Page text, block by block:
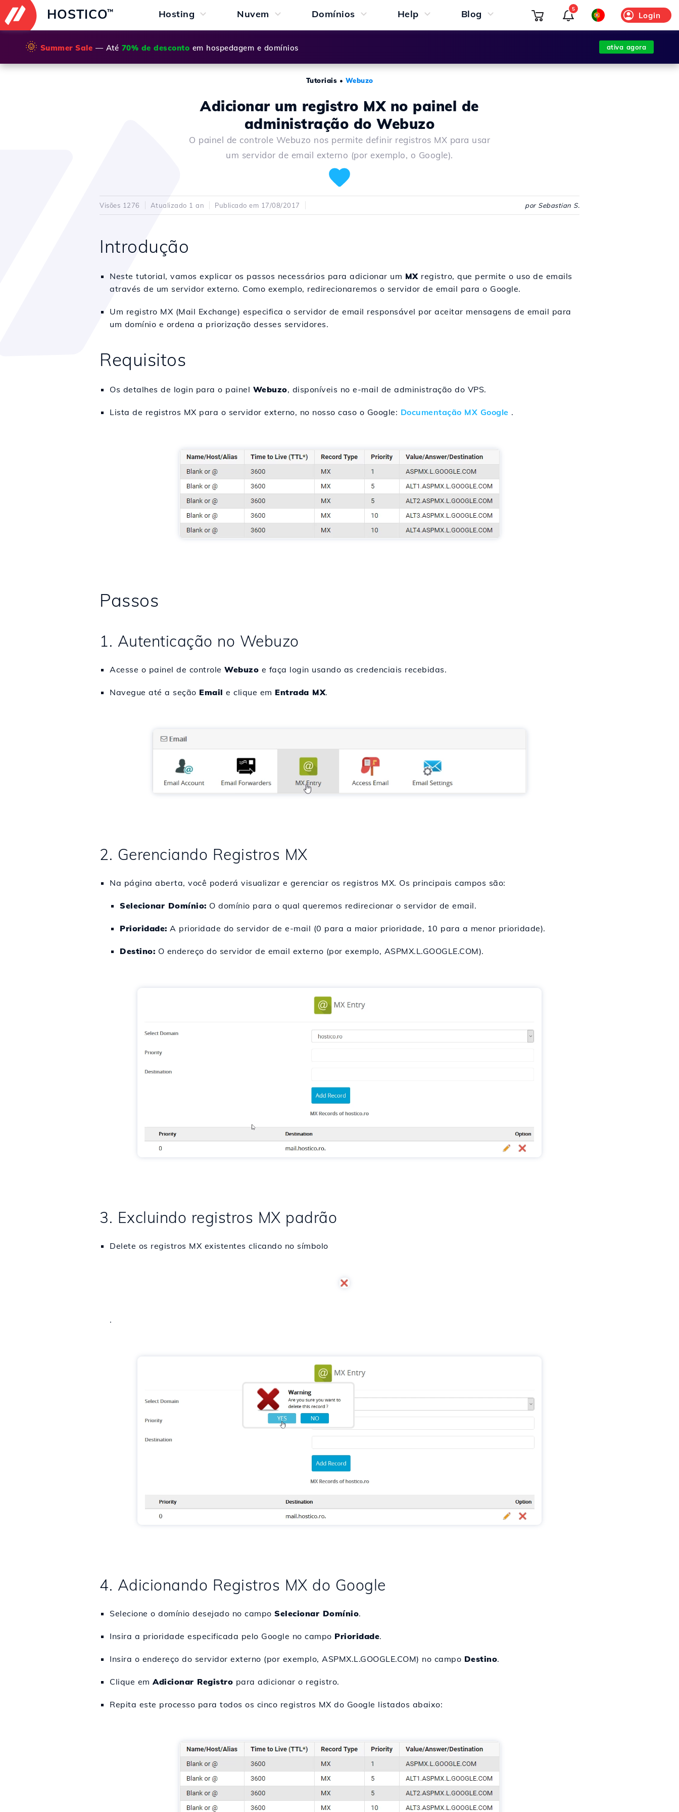
HOSTICO™ Hosting Nuvem Domínios Help Blog Login
5
🌞 Summer Sale — Até 70% de desconto em hospedagem e domínios ativa agora
Tutoriais • Webuzo
Adicionar um registro MX no painel de
administração do Webuzo
O painel de controle Webuzo nos permite definir registros MX para usar
um servidor de email externo (por exemplo, o Google).
Visões 1276 Atualizado 1 an Publicado em 17/08/2017 por Sebastian S.
Introdução
Neste tutorial, vamos explicar os passos necessários para adicionar um MXregistro, que permite o uso de emails
através de um servidor externo. Como exemplo, redirecionaremos o servidor de email para o Google.
Um registro MX (Mail Exchange) especifica o servidor de email responsável por aceitar mensagens de email para
um domínio e ordena a priorização desses servidores.
Requisitos
Os detalhes de login para o painel Webuzo, disponíveis no e-mail de administração do VPS.
Lista de registros MX para o servidor externo, no nosso caso o Google: Documentação MX Google .
Passos
1. Autenticação no Webuzo
Acesse o painel de controle Webuzo e faça login usando as credenciais recebidas.
Navegue até a seção Email e clique em Entrada MX.
2. Gerenciando Registros MX
Na página aberta, você poderá visualizar e gerenciar os registros MX. Os principais campos são:
Selecionar Domínio: O domínio para o qual queremos redirecionar o servidor de email.
Prioridade: A prioridade do servidor de e-mail (0 para a maior prioridade, 10 para a menor prioridade).
Destino: O endereço do servidor de email externo (por exemplo, ASPMX.L.GOOGLE.COM).
3. Excluindo registros MX padrão
Delete os registros MX existentes clicando no símbolo
.
4. Adicionando Registros MX do Google
Selecione o domínio desejado no campo Selecionar Domínio.
Insira a prioridade especificada pelo Google no campo Prioridade.
Insira o endereço do servidor externo (por exemplo, ASPMX.L.GOOGLE.COM) no campo Destino.
Clique em Adicionar Registro para adicionar o registro.
Repita este processo para todos os cinco registros MX do Google listados abaixo: